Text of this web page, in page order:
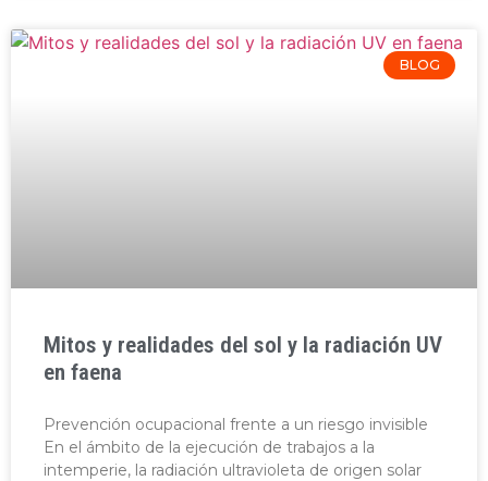
BLOG
Mitos y realidades del sol y la radiación UV
en faena
Prevención ocupacional frente a un riesgo invisible
En el ámbito de la ejecución de trabajos a la
intemperie, la radiación ultravioleta de origen solar